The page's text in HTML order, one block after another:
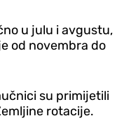
u julu i avgustu,
od novembra do
su primijetili
rotacije.